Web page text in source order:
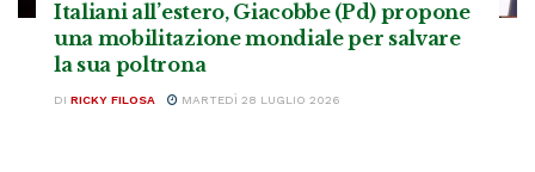
Italiani all’estero, Giacobbe (Pd) propone
una mobilitazione mondiale per salvare
la sua poltrona
DI RICKY FILOSA MARTEDÌ 28 LUGLIO 2026